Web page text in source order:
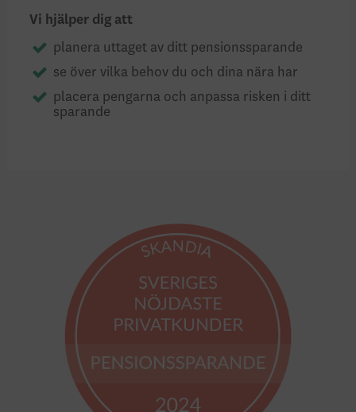
Vi hjälper dig att
planera uttaget av ditt pensionssparande
se över vilka behov du och dina nära har
placera pengarna och anpassa risken i ditt
sparande